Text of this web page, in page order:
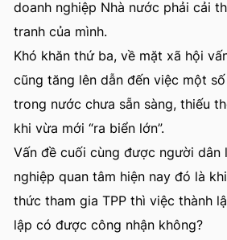
doanh nghiệp Nhà nước phải cải
tranh của mình.
Khó khăn thứ ba, về mặt xã hội
cũng tăng lên dẫn đến việc một
trong nước chưa sẵn sàng, thiếu
khi vừa mới “ra biển lớn”.
Vấn đề cuối cùng được người dân
nghiệp quan tâm hiện nay đó là
thức tham gia TPP thì việc thành
lập có được công nhận không?